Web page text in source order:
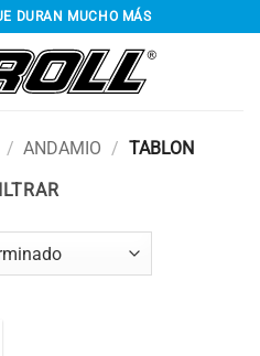
DURAN MUCHO MÁS
/ ANDAMIO / TABLON